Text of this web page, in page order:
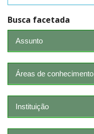
Busca facetada
Assunto
Áreas de conhecimento
Instituição